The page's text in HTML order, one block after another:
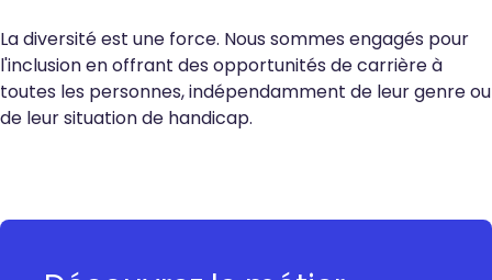
La diversité est une force. Nous sommes engagés pour
l'inclusion en offrant des opportunités de carrière à
toutes les personnes, indépendamment de leur genre ou
de leur situation de handicap.